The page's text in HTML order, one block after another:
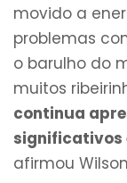
movido a
problemas
o barulho do
muitos
continua
significativos
afirmou